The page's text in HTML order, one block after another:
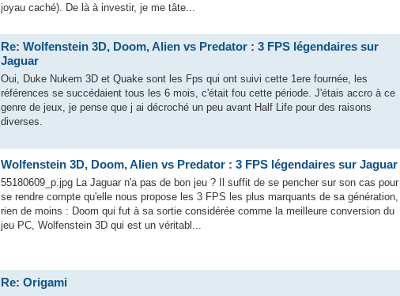
joyau caché). De là à investir, je me tâte...
Re: Wolfenstein 3D, Doom, Alien vs Predator : 3 FPS légendaires sur
Jaguar
Oui, Duke Nukem 3D et Quake sont les Fps qui ont suivi cette 1ere fournée, les
références se succédaient tous les 6 mois, c'était fou cette période. J'étais accro à ce
genre de jeux, je pense que j ai décroché un peu avant Half Life pour des raisons
diverses.
Wolfenstein 3D, Doom, Alien vs Predator : 3 FPS légendaires sur Jaguar
55180609_p.jpg La Jaguar n'a pas de bon jeu ? Il suffit de se pencher sur son cas pour
se rendre compte qu'elle nous propose les 3 FPS les plus marquants de sa génération,
rien de moins : Doom qui fut à sa sortie considérée comme la meilleure conversion du
jeu PC, Wolfenstein 3D qui est un véritabl...
Re: Origami